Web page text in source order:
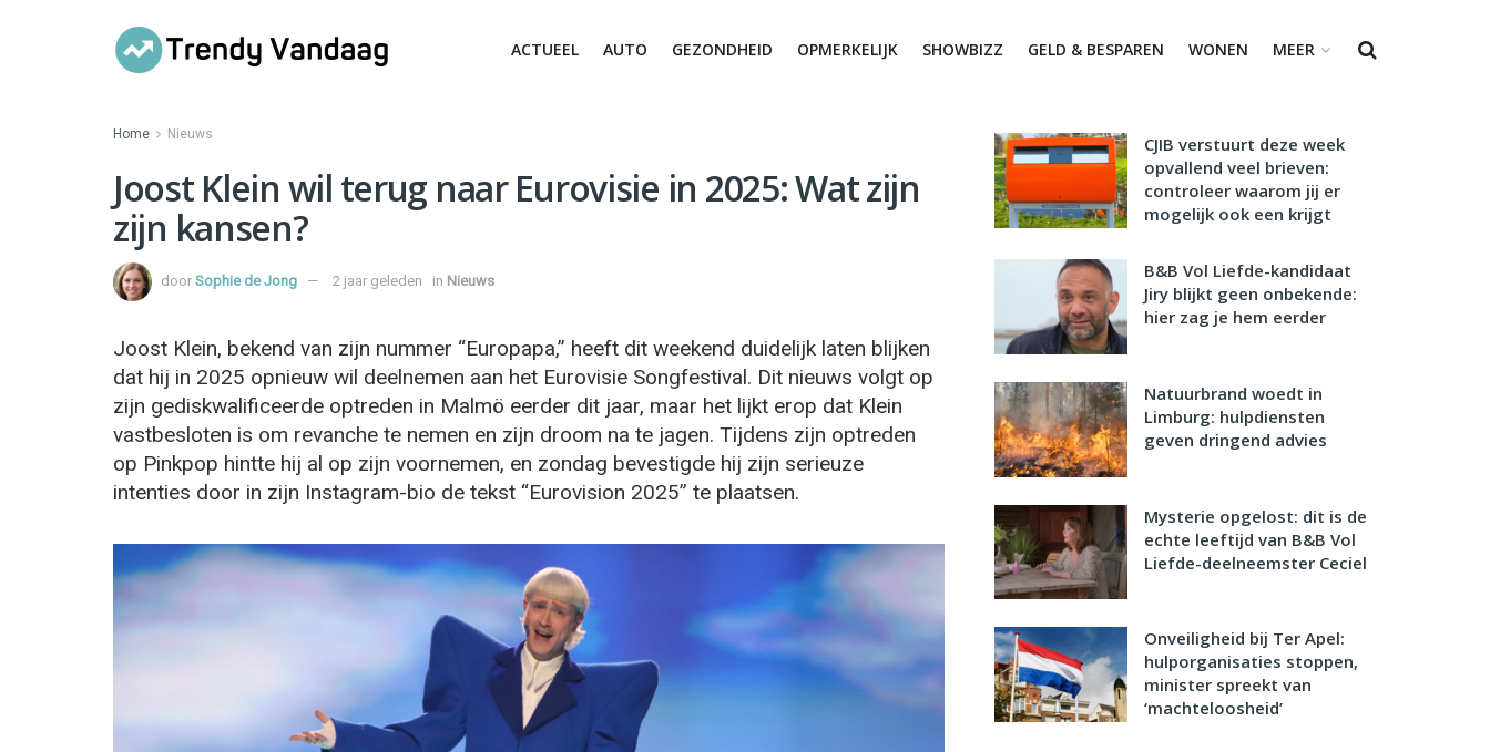
ACTUEEL AUTO GEZONDHEID OPMERKELIJK SHOWBIZZ GELD & BESPAREN WONEN MEER
Home Nieuws
Joost Klein wil terug naar Eurovisie in 2025: Wat zijn
zijn kansen?
door Sophie de Jong 2 jaar geleden in Nieuws
Joost Klein, bekend van zijn nummer “Europapa,” heeft dit weekend duidelijk laten blijken
dat hij in 2025 opnieuw wil deelnemen aan het Eurovisie Songfestival. Dit nieuws volgt op
zijn gediskwalificeerde optreden in Malmö eerder dit jaar, maar het lijkt erop dat Klein
vastbesloten is om revanche te nemen en zijn droom na te jagen. Tijdens zijn optreden
op Pinkpop hintte hij al op zijn voornemen, en zondag bevestigde hij zijn serieuze
intenties door in zijn Instagram-bio de tekst “Eurovision 2025” te plaatsen.
CJIB verstuurt deze week
opvallend veel brieven:
controleer waarom jij er
mogelijk ook een krijgt
B&B Vol Liefde-kandidaat
Jiry blijkt geen onbekende:
hier zag je hem eerder
Natuurbrand woedt in
Limburg: hulpdiensten
geven dringend advies
Mysterie opgelost: dit is de
echte leeftijd van B&B Vol
Liefde-deelneemster Ceciel
Onveiligheid bij Ter Apel:
hulporganisaties stoppen,
minister spreekt van
‘machteloosheid’